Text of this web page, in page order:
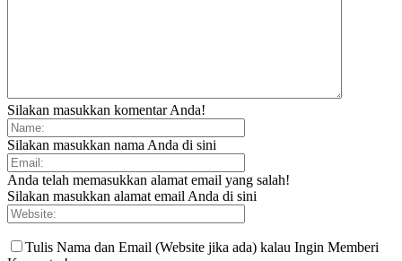
Silakan masukkan komentar Anda!
Silakan masukkan nama Anda di sini
Anda telah memasukkan alamat email yang salah!
Silakan masukkan alamat email Anda di sini
Tulis Nama dan Email (Website jika ada) kalau Ingin Memberi